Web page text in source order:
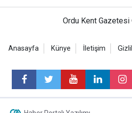
Ordu Kent
Anasayfa Künye İletişim